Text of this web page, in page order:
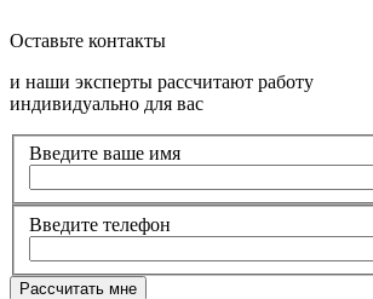
Оставьте контакты
и наши эксперты рассчитают работу
индивидуально для вас
Введите ваше имя
Введите телефон